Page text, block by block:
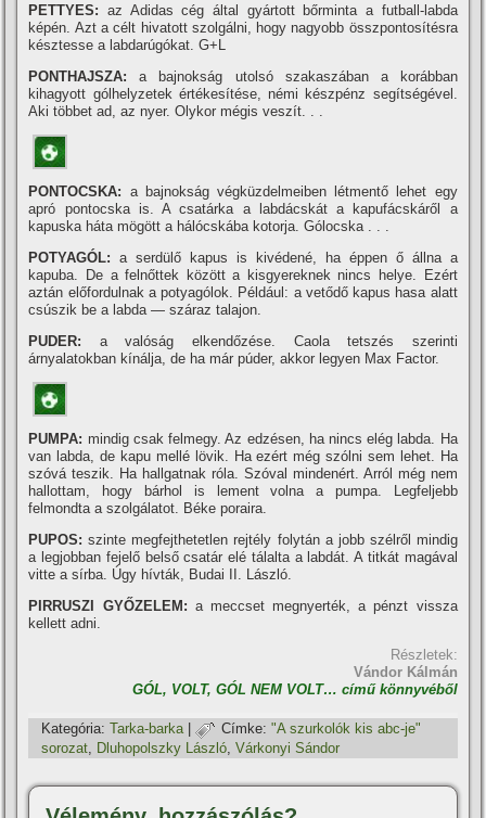
PETTYES: az Adidas cég által gyártott bőrminta a futball-labda
képén. Azt a célt hivatott szolgálni, hogy nagyobb összpontosí­tésra
késztesse a labdarúgókat. G+L
PONTHAJSZA:a bajnokság utolsó szakaszában a korábban
kihagyott gólhelyzetek értékesí­tése, némi készpénz segí­tségével.
Aki többet ad, az nyer. Olykor mégis veszí­t. . .
PONTOCSKA: a bajnokság végküzdelmeiben létmentő lehet egy
apró pontocska is. A csatárka a labdácskát a kapufácskáről a
kapuska háta mögött a hálócskába kotorja. Gólocska . . .
POTYAGÓL: a serdülő kapus is kivédené, ha éppen ő állna a
kapuba. De a felnőttek között a kisgyereknek nincs helye. Ezért
aztán előfordulnak a potyagólok. Például: a vetődő kapus hasa alatt
csúszik be a labda — száraz talajon.
PUDER: a valóság elkendőzése. Caola tetszés szerinti
árnyalatokban kí­nálja, de ha már púder, akkor legyen Max Factor.
PUMPA: mindig csak felmegy. Az edzésen, ha nincs elég labda. Ha
van labda, de kapu mellé lövik. Ha ezért még szólni sem lehet. Ha
szóvá teszik. Ha hallgatnak róla. Szóval mindenért. Arról még nem
hallottam, hogy bárhol is lement volna a pumpa. Legfeljebb
felmondta a szolgálatot. Béke poraira.
PUPOS: szinte megfejthetetlen rejtély folytán a jobb szélről mindig
a legjobban fejelő belső csatár elé tálalta a labdát. A titkát magával
vitte a sí­rba. Úgy hí­vták, Budai II. László.
PIRRUSZI GYŐZELEM: a meccset megnyerték, a pénzt vissza
kellett adni.
Részletek:
Vándor Kálmán
GÓL, VOLT, GÓL NEM VOLT… cí­mű könnyvéből
Kategória: Tarka-barka| Címke: "A szurkolók kis abc-je"
sorozat
Dluhopolszky László ,Várkonyi Sándor